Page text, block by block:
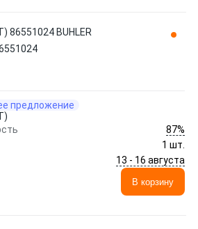
86551024 BUHLER
предложение
87%
1 шт.
13 - 16 августа
В корзину